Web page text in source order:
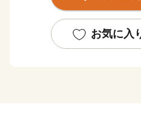
平成27年の圏央道「境古河
アクセスも約1時間になりま
お気に入